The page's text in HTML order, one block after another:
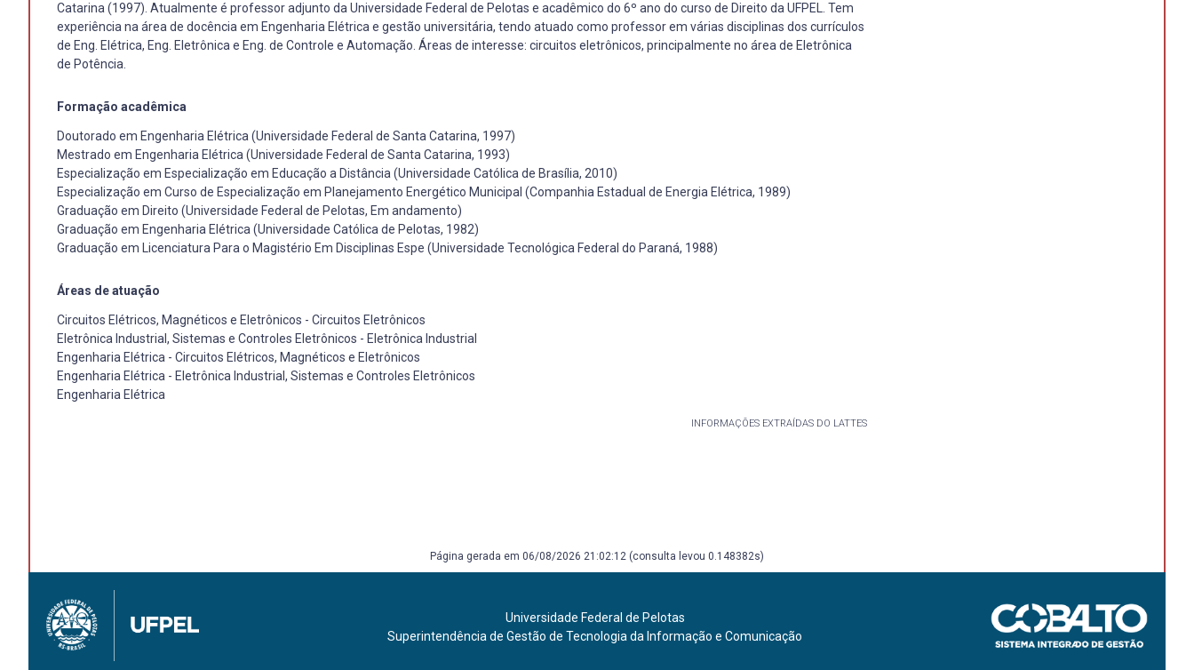
Catarina (1997). Atualmente é professor adjunto da Universidade Federal de Pelotas e acadêmico do 6º ano do curso de Direito da UFPEL. Tem
experiência na área de docência em Engenharia Elétrica e gestão universitária, tendo atuado como professor em várias disciplinas dos currículos
de Eng. Elétrica, Eng. Eletrônica e Eng. de Controle e Automação. Áreas de interesse: circuitos eletrônicos, principalmente no área de Eletrônica
de Potência.
Formação acadêmica
Doutorado em Engenharia Elétrica (Universidade Federal de Santa Catarina, 1997)
Mestrado em Engenharia Elétrica (Universidade Federal de Santa Catarina, 1993)
Especialização em Especialização em Educação a Distância (Universidade Católica de Brasília, 2010)
Especialização em Curso de Especialização em Planejamento Energético Municipal (Companhia Estadual de Energia Elétrica, 1989)
Graduação em Direito (Universidade Federal de Pelotas, Em andamento)
Graduação em Engenharia Elétrica (Universidade Católica de Pelotas, 1982)
Graduação em Licenciatura Para o Magistério Em Disciplinas Espe (Universidade Tecnológica Federal do Paraná, 1988)
Áreas de atuação
Circuitos Elétricos, Magnéticos e Eletrônicos - Circuitos Eletrônicos
Eletrônica Industrial, Sistemas e Controles Eletrônicos - Eletrônica Industrial
Engenharia Elétrica - Circuitos Elétricos, Magnéticos e Eletrônicos
Engenharia Elétrica - Eletrônica Industrial, Sistemas e Controles Eletrônicos
Engenharia Elétrica
INFORMAÇÕES EXTRAÍDAS DO LATTES
Página gerada em 06/08/2026 21:02:12 (consulta levou 0.148382s)
Universidade Federal de Pelotas
Superintendência de Gestão de Tecnologia da Informação e Comunicação